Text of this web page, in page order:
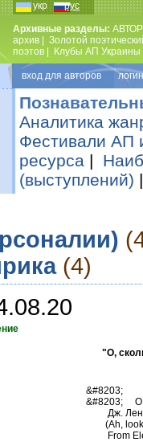
укр рус
Архивные разделы:
архив
Золотой
поэтов
Клубы АП Украины
вход для авторов
Аналитика
Фестивали АП
ресурса |
(выступлений)
(4)
"О,
&#8203;
&#8203; О,
Дж.
(Ah, look
From